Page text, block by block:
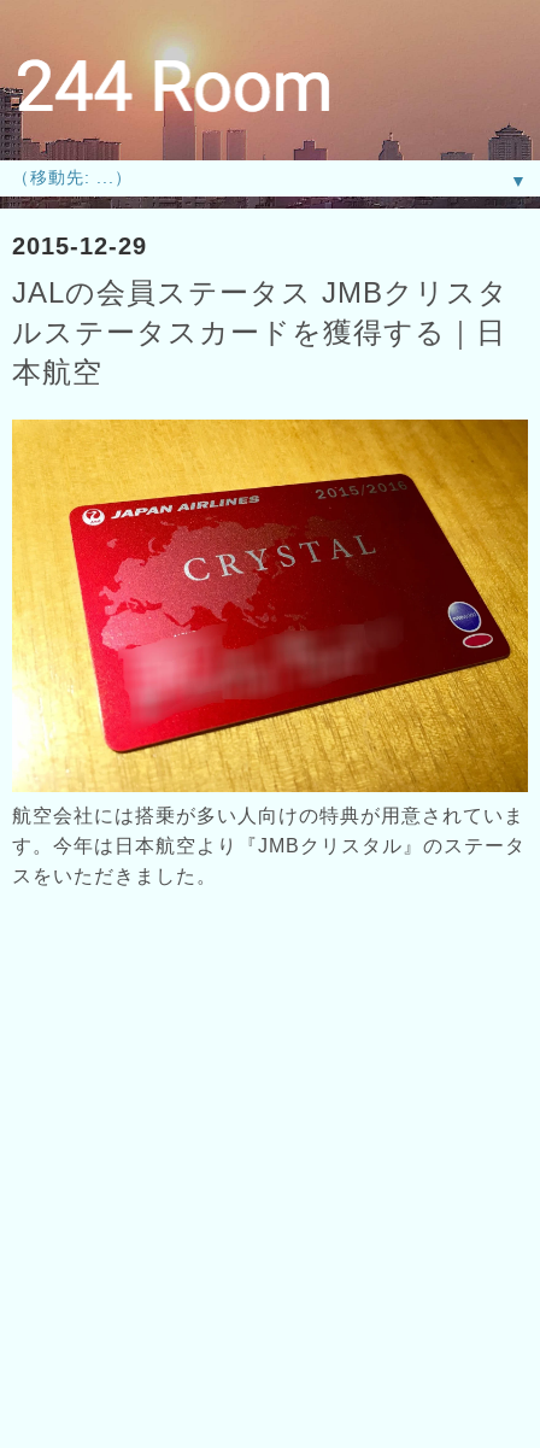
▼
2015-12-29
JALの会員ステータス JMBクリスタ
ルステータスカードを獲得する｜日
本航空
航空会社には搭乗が多い人向けの特典が用意されていま
す。今年は日本航空より『JMBクリスタル』のステータ
スをいただきました。